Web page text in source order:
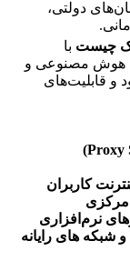
دولتی،
چیست با
هوش مصنوعی و
و قابلیت‌های
کاربران
مرکزی
نرم‌افزاری
شبکه های رایانه